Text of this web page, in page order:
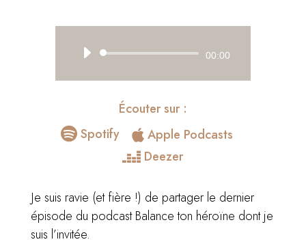
Lecteur
00:00
Écouter sur :
 Spotify  Apple Podcasts
 Deezer
Je suis ravie (et fière !) de partager le dernier
épisode du podcast Balance ton héroïne dont je
suis l’invitée.